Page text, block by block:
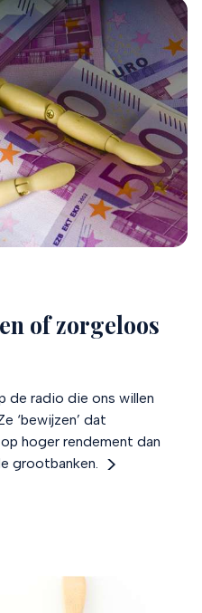
of zorgeloos
de radio die ons willen
‘bewijzen’ dat
hoger rendement dan
grootbanken.